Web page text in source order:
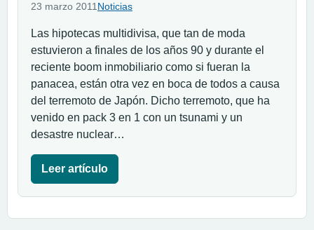
23 marzo 2011 Noticias
Las hipotecas multidivisa, que tan de moda
estuvieron a finales de los años 90 y durante el
reciente boom inmobiliario como si fueran la
panacea, están otra vez en boca de todos a causa
del terremoto de Japón. Dicho terremoto, que ha
venido en pack 3 en 1 con un tsunami y un
desastre nuclear…
Leer artículo